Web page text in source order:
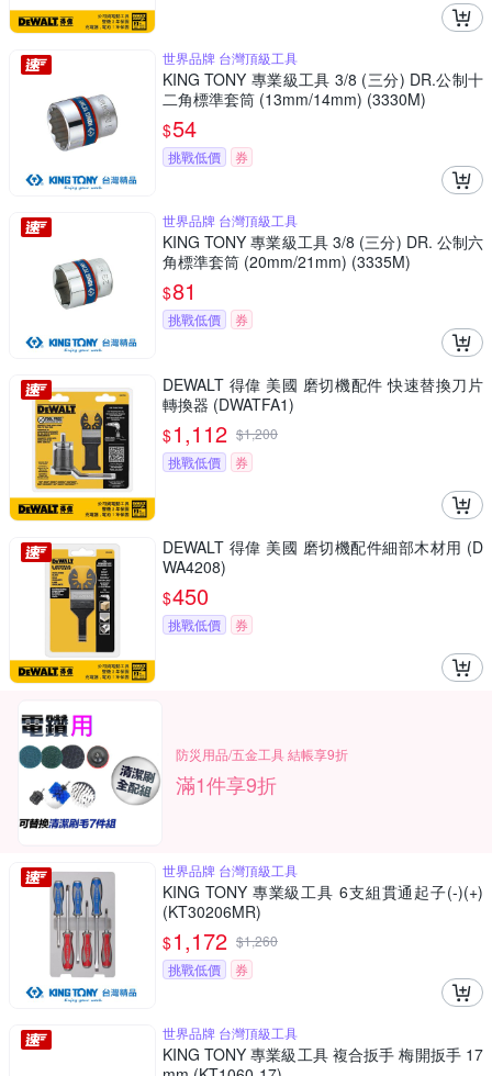
世界品牌 台灣頂級工具
KING TONY 專業級工具 3/8 (三分) DR.公制十
二角標準套筒 (13mm/14mm) (3330M)
$54
挑戰低價 券
世界品牌 台灣頂級工具
KING TONY 專業級工具 3/8 (三分) DR. 公制六
角標準套筒 (20mm/21mm) (3335M)
$81
挑戰低價 券
DEWALT 得偉 美國 磨切機配件 快速替換刀片
轉換器 (DWATFA1)
$1,112 $1,200
挑戰低價
券
DEWALT 得偉 美國 磨切機配件細部木材用 (D
WA4208)
$450
挑戰低價 券
防災用品/五金工具 結帳享9折
滿1件享9折
世界品牌 台灣頂級工具
KING TONY 專業級工具 6支組貫通起子(-)(+)
(KT30206MR)
$1,172 $1,260
挑戰低價
券
世界品牌 台灣頂級工具
KING TONY 專業級工具 複合扳手 梅開扳手 17